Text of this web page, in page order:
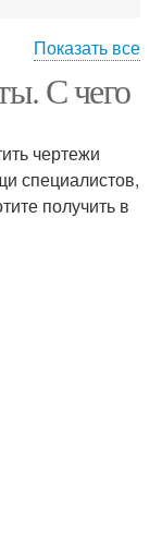
квартира
квартиры
Показать все
С чего
чертежи
специалистов,
получить в